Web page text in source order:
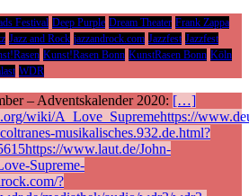
Festival Deep Purple Dream Theater Frank Zappa
Jazz and Rock jazzandrock.com Jazzfest Jazzfest
Kunst!Rasen Bonn KunstRasen Bonn Köln
WDR
– Adventskalender 2020: […]
wiki/A_Love_Supremehttps://
musikalisches.932.de.html?
www.laut.de/John-
Supreme-
?